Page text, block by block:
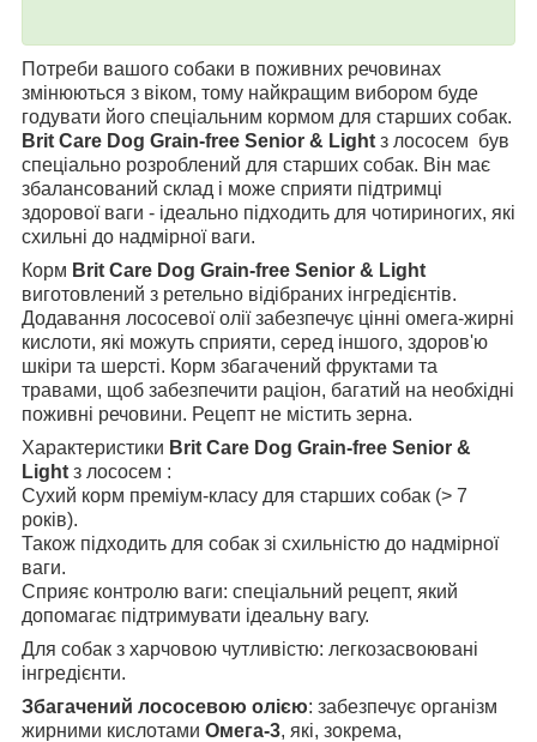
Потреби вашого собаки в поживних речовинах
змінюються з віком, тому найкращим вибором буде
годувати його спеціальним кормом для старших собак.
Brit Care Dog Grain-free Senior & Light з лососем був
спеціально розроблений для старших собак. Він має
збалансований склад і може сприяти підтримці
здорової ваги - ідеально підходить для чотириногих, які
схильні до надмірної ваги.
Корм Brit Care Dog Grain-free Senior & Light
виготовлений з ретельно відібраних інгредієнтів.
Додавання лососевої олії забезпечує цінні омега-жирні
кислоти, які можуть сприяти, серед іншого, здоров'ю
шкіри та шерсті. Корм ​​збагачений фруктами та
травами, щоб забезпечити раціон, багатий на необхідні
поживні речовини. Рецепт не містить зерна.
Характеристики Brit Care Dog Grain-free Senior &
Light з лососем :
Сухий корм преміум-класу для старших собак (> 7
років).
Також підходить для собак зі схильністю до надмірної
ваги.
Сприяє контролю ваги: ​​спеціальний рецепт, який
допомагає підтримувати ідеальну вагу.
Для собак з харчовою чутливістю: легкозасвоювані
інгредієнти.
Збагачений лососевою олією: забезпечує організм
жирними кислотами Омега-3, які, зокрема,